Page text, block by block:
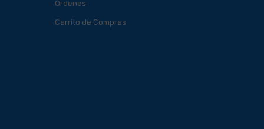
Órdenes
Carrito de Compras